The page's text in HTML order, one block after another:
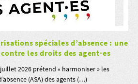
spéciales d’absence : une
les droits des agent·es
2026 prétend « harmoniser » les
(ASA) des agents (…)